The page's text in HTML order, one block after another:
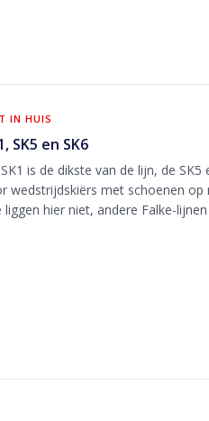
IN HUIS
SK5 en SK6
is de dikste van de lijn, de SK5
wedstrijdskiërs met schoenen op
liggen hier niet, andere Falke-